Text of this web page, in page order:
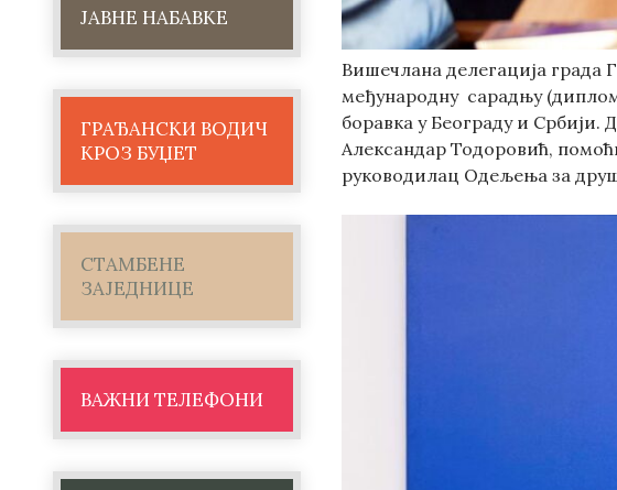
ЈАВНЕ НАБАВКЕ
ГРАЂАНСКИ ВОДИЧ
КРОЗ БУЏЕТ
СТАМБЕНЕ
ЗАЈЕДНИЦЕ
ВАЖНИ ТЕЛЕФОНИ
Вишечлана делегација града
међународну сарадњу
боравка у Београду и
Александар Тодоровић,
руководилац Одељења за